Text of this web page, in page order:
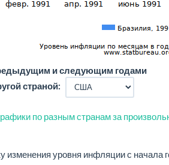
и следующим годами
страной:
по разным странам за
уровня инфляции с начала